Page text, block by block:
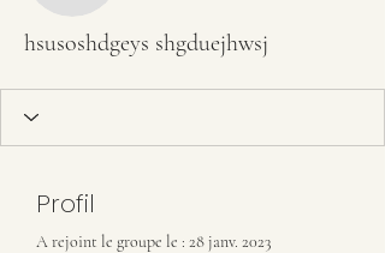
hsusoshdgeys shgduejhwsj
Profil
A rejoint le groupe le : 28 janv. 2023